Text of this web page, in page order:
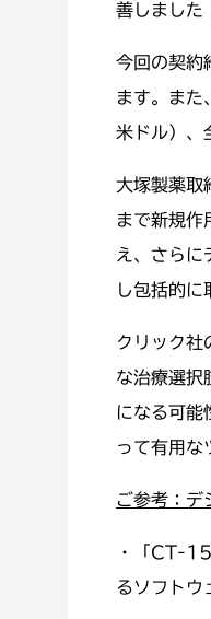
善しまし
今回の契約
ます。ま
米ドル）、
大塚製薬取
まで新規作
え、さらに
し包括的に
クリック社
な治療選択
になる可能
って有用な
ご参考：デ
・「CT-
るソフトウ